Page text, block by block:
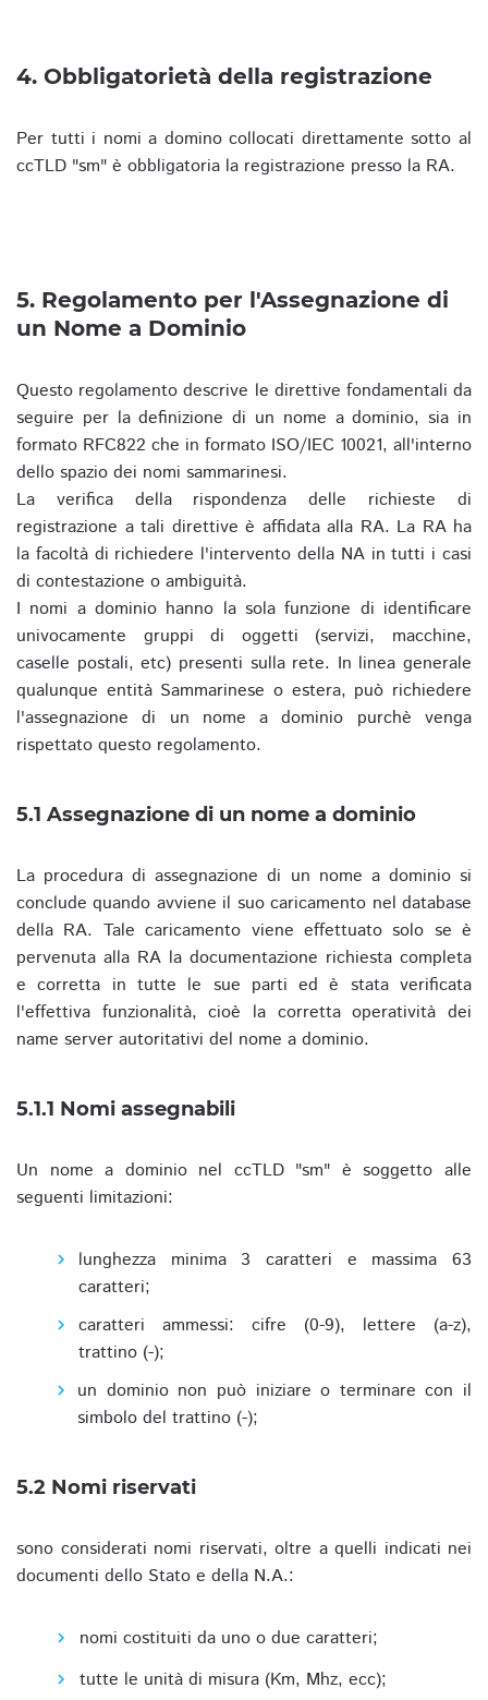
4. Obbligatorietà della registrazione
Per tutti i nomi a domino collocati direttamente sotto al
ccTLD "sm" è obbligatoria la registrazione presso la RA.
5. Regolamento per l'Assegnazione di
un Nome a Dominio
Questo regolamento descrive le direttive fondamentali da
seguire per la definizione di un nome a dominio, sia in
formato RFC822 che in formato ISO/IEC 10021, all'interno
dello spazio dei nomi sammarinesi.
La verifica della rispondenza delle richieste di
registrazione a tali direttive è affidata alla RA. La RA ha
la facoltà di richiedere l'intervento della NA in tutti i casi
di contestazione o ambiguità.
I nomi a dominio hanno la sola funzione di identificare
univocamente gruppi di oggetti (servizi, macchine,
caselle postali, etc) presenti sulla rete. In linea generale
qualunque entità Sammarinese o estera, può richiedere
l'assegnazione di un nome a dominio purchè venga
rispettato questo regolamento.
5.1 Assegnazione di un nome a dominio
La procedura di assegnazione di un nome a dominio si
conclude quando avviene il suo caricamento nel database
della RA. Tale caricamento viene effettuato solo se è
pervenuta alla RA la documentazione richiesta completa
e corretta in tutte le sue parti ed è stata verificata
l'effettiva funzionalità, cioè la corretta operatività dei
name server autoritativi del nome a dominio.
5.1.1 Nomi assegnabili
Un nome a dominio nel ccTLD "sm" è soggetto alle
seguenti limitazioni:
lunghezza minima 3 caratteri e massima 63
caratteri;
caratteri ammessi: cifre (0-9), lettere (a-z),
trattino (-);
un dominio non può iniziare o terminare con il
simbolo del trattino (-);
5.2 Nomi riservati
sono considerati nomi riservati, oltre a quelli indicati nei
documenti dello Stato e della N.A.:
nomi costituiti da uno o due caratteri;
tutte le unità di misura (Km, Mhz, ecc);